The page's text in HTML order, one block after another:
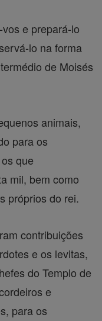
e prepará-lo
lo na forma
de Moisés
animais,
para os
que
mil, bem como
próprios do rei.
contribuições
e os levitas,
do Templo de
e
para os